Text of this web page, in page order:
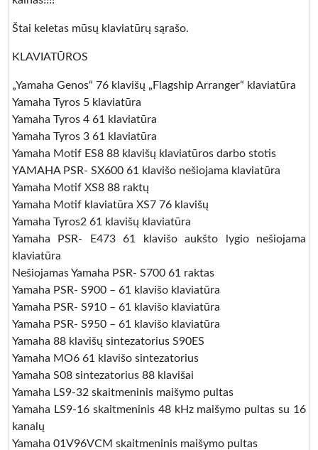
Štai keletas mūsų klaviatūrų sąrašo.
KLAVIATŪROS
„Yamaha Genos“ 76 klavišų „Flagship Arranger“ klaviatūra
Yamaha Tyros 5 klaviatūra
Yamaha Tyros 4 61 klaviatūra
Yamaha Tyros 3 61 klaviatūra
Yamaha Motif ES8 88 klavišų klaviatūros darbo stotis
YAMAHA PSR- SX600 61 klavišo nešiojama klaviatūra
Yamaha Motif XS8 88 raktų
Yamaha Motif klaviatūra XS7 76 klavišų
Yamaha Tyros2 61 klavišų klaviatūra
Yamaha PSR- E473 61 klavišo aukšto lygio nešiojama
klaviatūra
Nešiojamas Yamaha PSR- S700 61 raktas
Yamaha PSR- S900 – 61 klavišo klaviatūra
Yamaha PSR- S910 – 61 klavišo klaviatūra
Yamaha PSR- S950 – 61 klavišo klaviatūra
Yamaha 88 klavišų sintezatorius S90ES
Yamaha MO6 61 klavišo sintezatorius
Yamaha S08 sintezatorius 88 klavišai
Yamaha LS9-32 skaitmeninis maišymo pultas
Yamaha LS9-16 skaitmeninis 48 kHz maišymo pultas su 16
kanalų
Yamaha 01V96VCM skaitmeninis maišymo pultas